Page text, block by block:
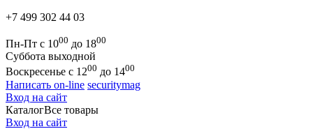
+7 499 302 44 03
Пн-Пт с 1000 до 1800
Суббота выходной
Воскресенье с 1200 до 1400
Написать on-line securitymag
Вход на сайт
КаталогВсе товары
Вход на сайт